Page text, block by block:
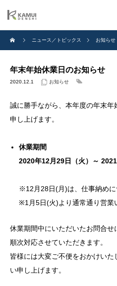
ニュース／トピックス お知らせ
年末年始休業日のお知らせ
2020.12.1 お知らせ
誠に勝手ながら、本年度の年末
申し上げます。
休業期間
2020年12月29日（火）～ 2021
※12月28日(月)は、仕事納め
※1月5日(火)より通常通り営業
休業期間中にいただいたお問合
順次対応させていただきます。
皆様には大変ご不便をおかけい
い申し上げます。